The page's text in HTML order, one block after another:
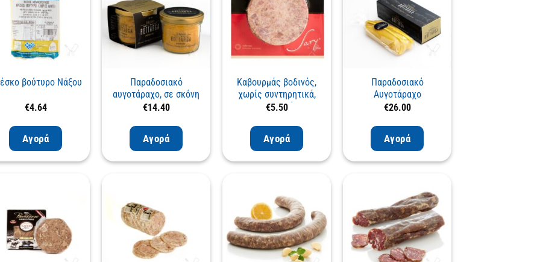
βούτυρο Νάξου
€4.64
Αγορά
Παραδοσιακό
αυγοτάραχο, σε σκόνη
€14.40
Αγορά
Καβουρμάς βοδινός,
χωρίς συντηρητικά,
συσκευασμένος
€5.50
Αγορά
Παραδοσιακό
Αυγοτάραχο
€26.00
Αγορά